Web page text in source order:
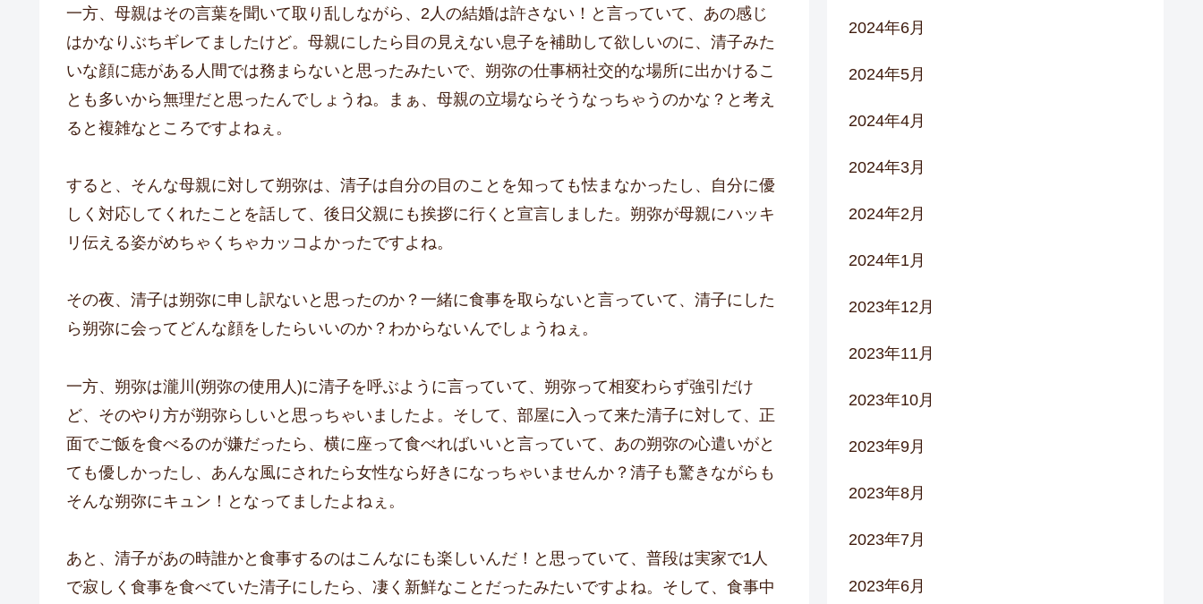
一方、母親はその言葉を聞いて取り乱しながら、2人の結婚は許さない！と言っていて、あの感じ
はかなりぶちギレてましたけど。母親にしたら目の見えない息子を補助して欲しいのに、清子みた
いな顔に痣がある人間では務まらないと思ったみたいで、朔弥の仕事柄社交的な場所に出かけるこ
とも多いから無理だと思ったんでしょうね。まぁ、母親の立場ならそうなっちゃうのかな？と考え
ると複雑なところですよねぇ。
すると、そんな母親に対して朔弥は、清子は自分の目のことを知っても怯まなかったし、自分に優
しく対応してくれたことを話して、後日父親にも挨拶に行くと宣言しました。朔弥が母親にハッキ
リ伝える姿がめちゃくちゃカッコよかったですよね。
その夜、清子は朔弥に申し訳ないと思ったのか？一緒に食事を取らないと言っていて、清子にした
ら朔弥に会ってどんな顔をしたらいいのか？わからないんでしょうねぇ。
一方、朔弥は瀧川(朔弥の使用人)に清子を呼ぶように言っていて、朔弥って相変わらず強引だけ
ど、そのやり方が朔弥らしいと思っちゃいましたよ。そして、部屋に入って来た清子に対して、正
面でご飯を食べるのが嫌だったら、横に座って食べればいいと言っていて、あの朔弥の心遣いがと
ても優しかったし、あんな風にされたら女性なら好きになっちゃいませんか？清子も驚きながらも
そんな朔弥にキュン！となってましたよねぇ。
あと、清子があの時誰かと食事するのはこんなにも楽しいんだ！と思っていて、普段は実家で1人
で寂しく食事を食べていた清子にしたら、凄く新鮮なことだったみたいですよね。そして、食事中
2024年6月
2024年5月
2024年4月
2024年3月
2024年2月
2024年1月
2023年12月
2023年11月
2023年10月
2023年9月
2023年8月
2023年7月
2023年6月